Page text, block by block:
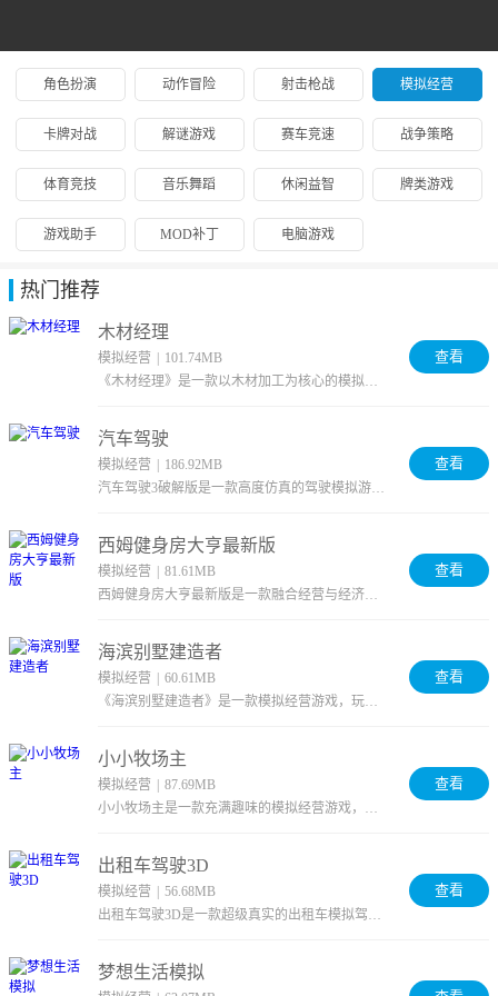
角色扮演 动作冒险 射击枪战 模拟经营
卡牌对战 解谜游戏 赛车竞速 战争策略
体育竞技 音乐舞蹈 休闲益智 牌类游戏
游戏助手 MOD补丁 电脑游戏
热门推荐
木材经理
模拟经营
101.74MB
《木材经理》是一款以木材加工为核心的模拟经营类手游。在游戏中，你将化身为木材行业的掌舵人，从零开始建...
查看
汽车驾驶
模拟经营
186.92MB
汽车驾驶3破解版是一款高度仿真的驾驶模拟游戏，你需要操控车辆穿越复杂障碍，严格遵守交通法规，全方位展...
查看
西姆健身房大亨最新版
模拟经营
81.61MB
西姆健身房大亨最新版是一款融合经营与经济策略的模拟游戏，你将扮演健身房老板，从零开始运营并扩张自己的...
查看
海滨别墅建造者
模拟经营
60.61MB
《海滨别墅建造者》是一款模拟经营游戏，玩家加入建设队伍，驾驶挖掘机等机械完成建设任务。可规划房间、建...
查看
小小牧场主
模拟经营
87.69MB
小小牧场主是一款充满趣味的模拟经营游戏，你将亲手打造并扩建属于自己的广阔农场。在这里，你可以种植多样...
查看
出租车驾驶3D
模拟经营
56.68MB
出租车驾驶3D是一款超级真实的出租车模拟驾驶游戏。开局你就是一个普通出租车司机，接送乘客赚取资金，用...
查看
梦想生活模拟